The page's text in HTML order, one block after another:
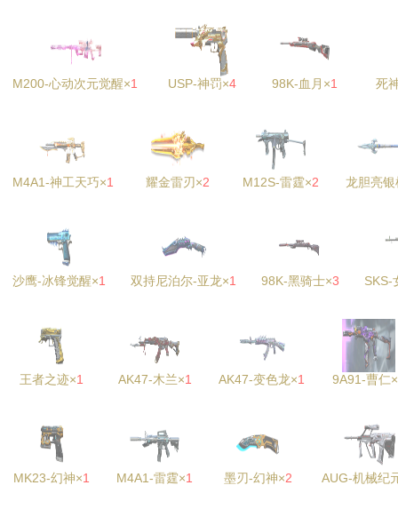
M200-心动次元觉醒×1 USP-神罚×4 98K-血月×1 死
M4A1-神工天巧×1 耀金雷刃×2 M12S-雷霆×2 龙胆亮银
沙鹰-冰锋觉醒×1 双持尼泊尔-亚龙×1 98K-黑骑士×3 SKS-
王者之迹×1 AK47-木兰×1 AK47-变色龙×1 9A91-曹仁×
MK23-幻神×1 M4A1-雷霆×1 墨刃-幻神×2 AUG-机械纪